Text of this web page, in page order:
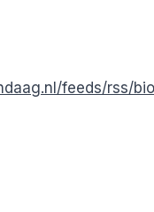
feeds/rss/